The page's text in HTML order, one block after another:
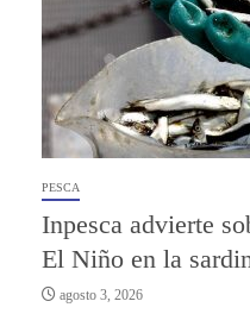
PESCA
Inpesca advierte
El Niño en la
agosto 3, 2026